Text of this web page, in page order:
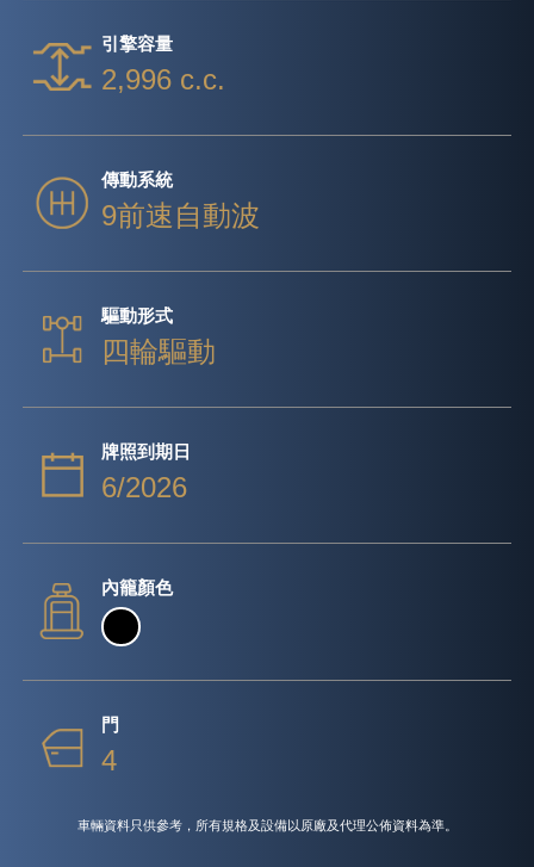
引擎容量
2,996 c.c.
傳動系統
9前速自動波
驅動形式
四輪驅動
牌照到期日
6/2026
內籠顏色
門
4
車輛資料只供參考，所有規格及設備以原廠及代理公佈資料為準。